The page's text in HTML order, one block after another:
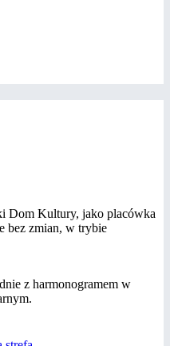
Dom Kultury, jako placówka
bez zmian, w trybie
z harmonogramem w